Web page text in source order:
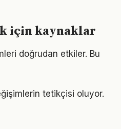
için kaynaklar
doğrudan etkiler. Bu
tetikçisi oluyor.